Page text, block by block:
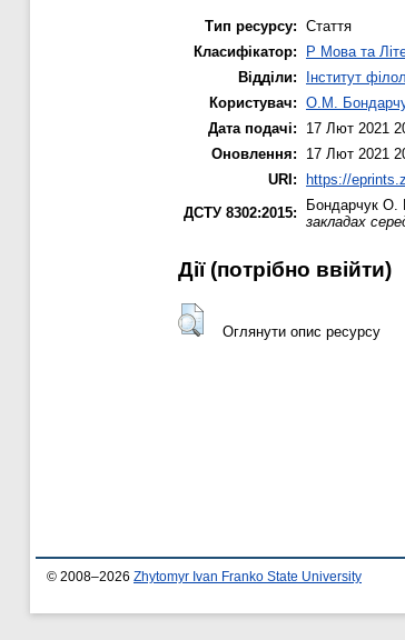
Тип ресурсу: Стаття
Класифікатор:
P Мова та
Відділи:
Інститут
Користувач: О.М.
Дата подачі:
17 Лют 2021
Оновлення:
17 Лют 2021
URI:
https://
ДСТУ 8302:2015:
Бондарчук О.
закладах
Дії ​​(потрібно ввійти)
Оглянути опис ресурсу
© 2008–2026 Zhytomyr Ivan Franko State University